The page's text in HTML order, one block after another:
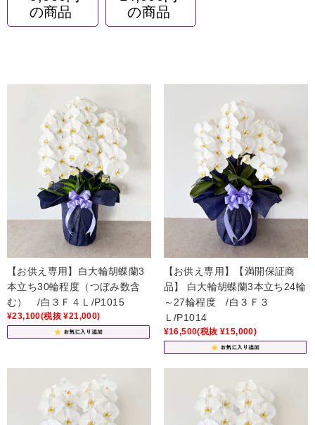
の商品
の商品
【お供え専用】白大輪胡蝶蘭3
本立ち30輪程度（つぼみ数含
む） /白３Ｆ４Ｌ/P1015
¥23,100(税抜 ¥21,000)
【お供え専用】【満開保証商
品】 白大輪胡蝶蘭3本立ち24輪
～27輪程度 /白３Ｆ３
Ｌ/P1014
¥16,500(税抜 ¥15,000)